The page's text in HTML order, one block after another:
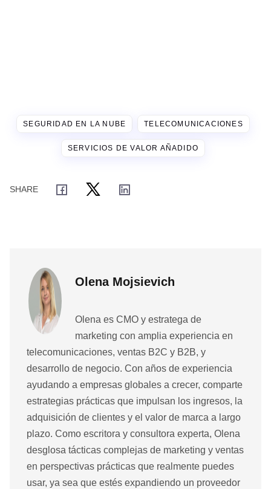
SEGURIDAD EN LA NUBE TELECOMUNICACIONES
SERVICIOS DE VALOR AÑADIDO
Olena Mojsievich
Olena es CMO y estratega de
marketing con amplia experiencia en
telecomunicaciones, ventas B2C y B2B, y
desarrollo de negocio. Con años de experiencia
ayudando a empresas globales a crecer, comparte
estrategias prácticas que impulsan los ingresos, la
adquisición de clientes y el valor de marca a largo
plazo. Como escritora y consultora experta, Olena
desglosa tácticas complejas de marketing y ventas
en perspectivas prácticas que realmente puedes
usar, ya sea que estés expandiendo un proveedor